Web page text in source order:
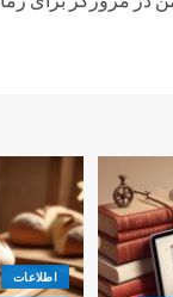
اطلاعات